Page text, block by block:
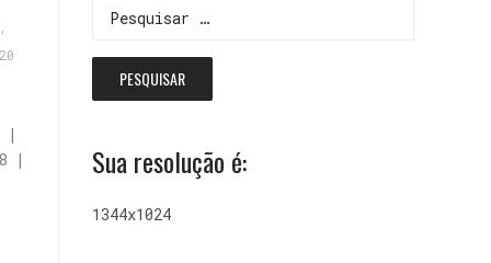
|
|
Sua resolução é:
1344x1024